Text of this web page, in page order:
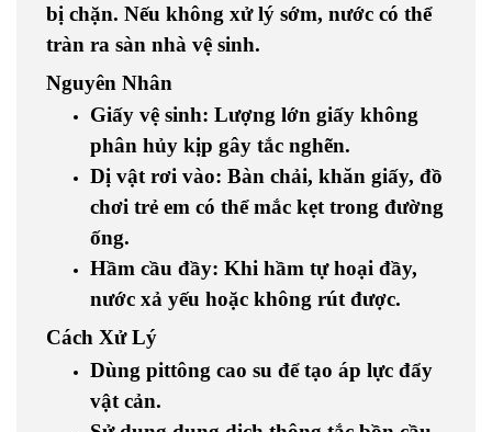
bị chặn. Nếu không xử lý sớm, nước có thể
tràn ra sàn nhà vệ sinh.
Nguyên Nhân
Giấy vệ sinh: Lượng lớn giấy không
phân hủy kịp gây tắc nghẽn.
Dị vật rơi vào: Bàn chải, khăn giấy, đồ
chơi trẻ em có thể mắc kẹt trong đường
ống.
Hầm cầu đầy: Khi hầm tự hoại đầy,
nước xả yếu hoặc không rút được.
Cách Xử Lý
Dùng pittông cao su để tạo áp lực đẩy
vật cản.